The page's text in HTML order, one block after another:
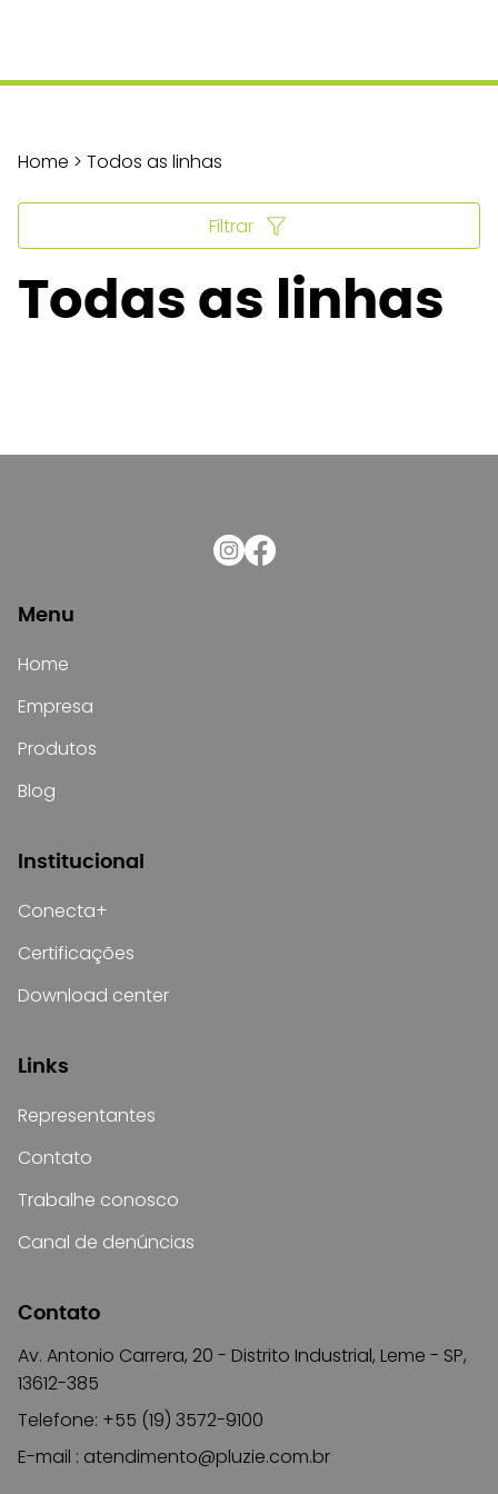
Todas as linhas
Home > Todos as linhas
Filtrar
Menu
Home
Empresa
Produtos
Blog
Institucional
Conecta+
Certificações
Download center
Links
Representantes
Contato
Trabalhe conosco
Canal de denúncias
Contato
Av. Antonio Carrera, 20 - Distrito Industrial, Leme - SP,
13612-385
Telefone: +55 (19) 3572-9100
E-mail : atendimento@pluzie.com.br